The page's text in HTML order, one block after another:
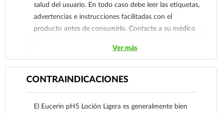
salud del usuario. En todo caso debe leer las etiquetas,
advertencias e instrucciones facilitadas con el
producto antes de consumirlo. Contacte a su médico
de inmediato si sospecha que tiene un problema de
Ver más
CONTRAINDICACIONES
El Eucerin pH5 Loción Ligera es generalmente bien